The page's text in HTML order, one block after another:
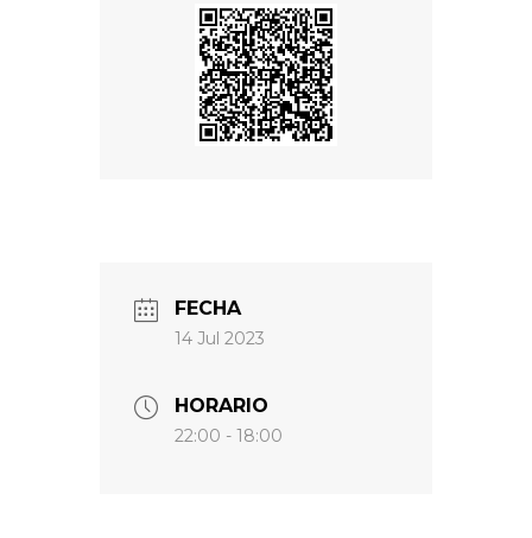
FECHA
14 Jul 2023
HORARIO
22:00 - 18:00